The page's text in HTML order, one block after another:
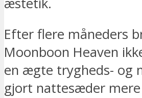
Efter flere måneders
Moonboon Heaven
en ægte trygheds- og
gjort nattesæder